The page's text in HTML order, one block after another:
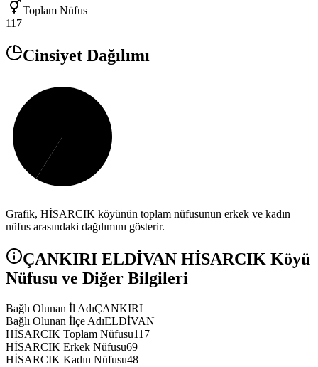
Toplam Nüfus
117
Cinsiyet Dağılımı
Grafik, HİSARCIK köyünün toplam nüfusunun erkek ve kadın
nüfus arasındaki dağılımını gösterir.
ÇANKIRI ELDİVAN HİSARCIK Köyü
Nüfusu ve Diğer Bilgileri
Bağlı Olunan İl AdıÇANKIRI
Bağlı Olunan İlçe AdıELDİVAN
HİSARCIK Toplam Nüfusu117
HİSARCIK Erkek Nüfusu69
HİSARCIK Kadın Nüfusu48